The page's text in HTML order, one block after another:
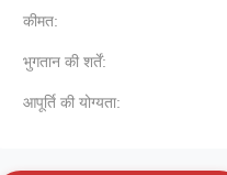
कीमत:
भुगतान की शर्तें:
आपूर्ति की योग्यता: